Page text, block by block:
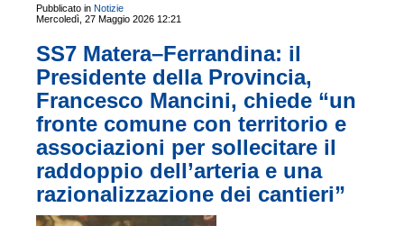
Pubblicato in Notizie
Mercoledì, 27 Maggio 2026 12:21
SS7 Matera–Ferrandina: il
Presidente della Provincia,
Francesco Mancini, chiede “un
fronte comune con territorio e
associazioni per sollecitare il
raddoppio dell’arteria e una
razionalizzazione dei cantieri”